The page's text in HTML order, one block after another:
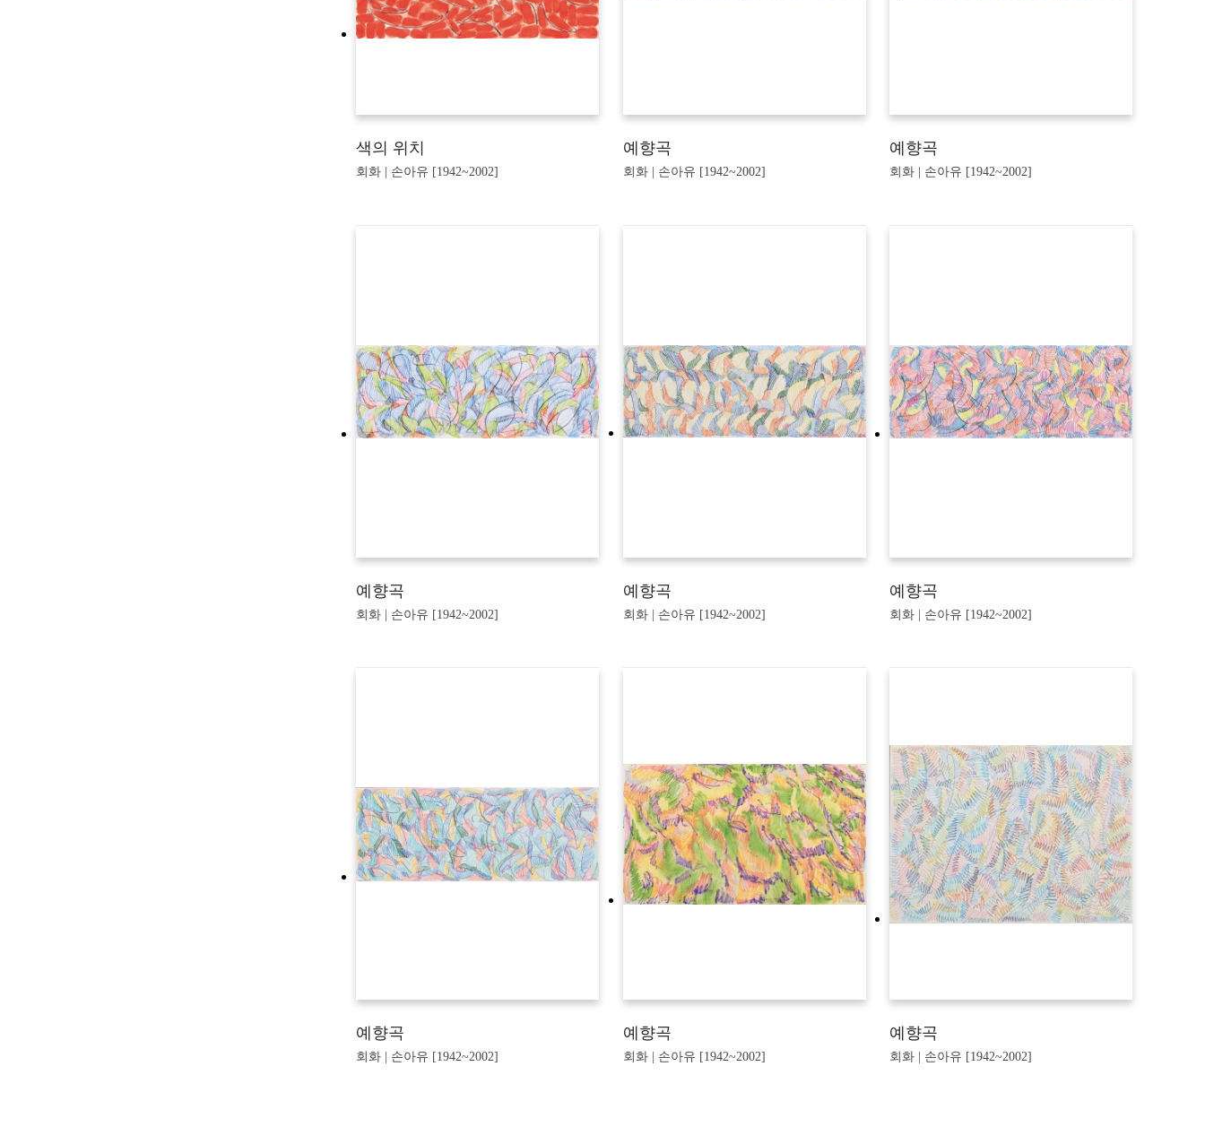
색의 위치
회화 | 손아유 [1942~2002]
예향곡
회화 | 손아유 [1942~2002]
예향곡
회화 | 손아유 [1942~2002]
예향곡
회화 | 손아유 [1942~2002]
예향곡
회화 | 손아유 [1942~2002]
예향곡
회화 | 손아유 [1942~2002]
예향곡
회화 | 손아유 [1942~2002]
예향곡
회화 | 손아유 [1942~2002]
예향곡
회화 | 손아유 [1942~2002]